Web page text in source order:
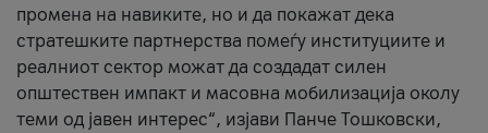
промена на навиките, но и да покажат дека
стратешките партнерства помеѓу институциите и
реалниот сектор можат да создадат силен
општествен импакт и масовна мобилизација околу
теми од јавен интерес“, изјави Панче Тошковски,